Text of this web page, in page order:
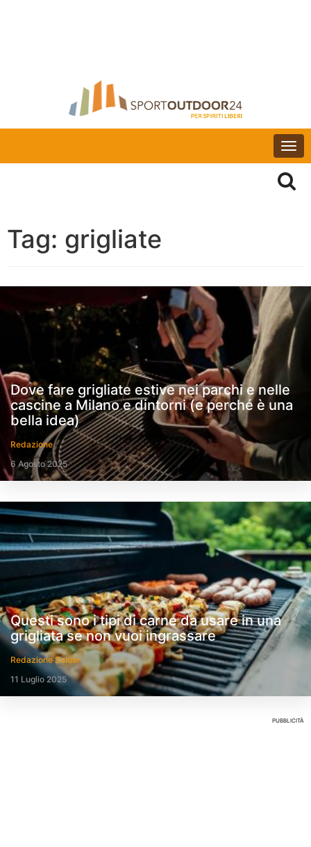
Tag: grigliate
Dove fare grigliate estive nei parchi e nelle
cascine a Milano e dintorni (e perché è una
bella idea)
Redazione
6 Agosto 2025
Questi sono i tipi di carne da usare in una
grigliata se non vuoi ingrassare
Redazione Salute
11 Luglio 2025
PUBBLICITÀ